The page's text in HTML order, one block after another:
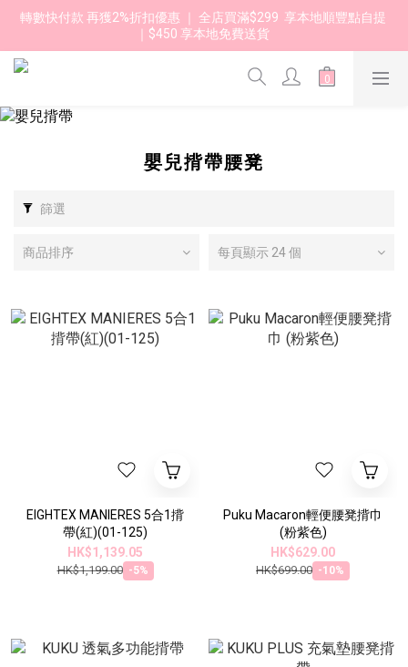
轉數快付款 再獲2%折扣優惠 ｜ 全店買滿$299  享本地順豐點自提
｜$450 享本地免費送貨
嬰兒揹帶腰凳
篩選
商品排序 每頁顯示 24 個
EIGHTEX MANIERES 5合1揹
帶(紅)(01-125)
HK$1,139.05
HK$1,199.00 -5%
Puku Macaron輕便腰凳揹巾
(粉紫色)
HK$629.00
HK$699.00 -10%